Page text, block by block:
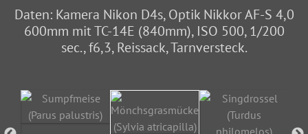
Daten: Kamera Nikon D4s, Optik Nikkor AF-S 4,0
600mm mit TC-14E (840mm), ISO 500, 1/200
sec., f6,3, Reissack, Tarnversteck.